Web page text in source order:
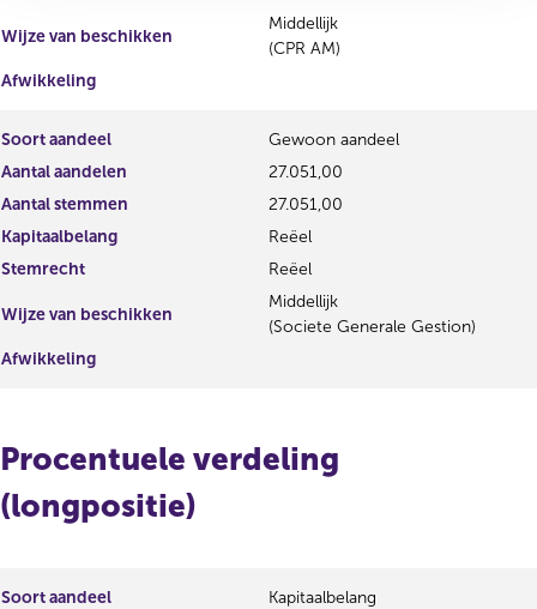
Wijze van beschikken
Middellijk
(CPR AM)
Afwikkeling
Soort aandeel
Gewoon aandeel
Aantal aandelen
27.051,00
Aantal stemmen
27.051,00
Kapitaalbelang
Reëel
Stemrecht
Reëel
Wijze van beschikken
Middellijk
(Societe Generale Gestion)
Afwikkeling
Procentuele verdeling
(longpositie)
Soort aandeel
Kapitaalbelang